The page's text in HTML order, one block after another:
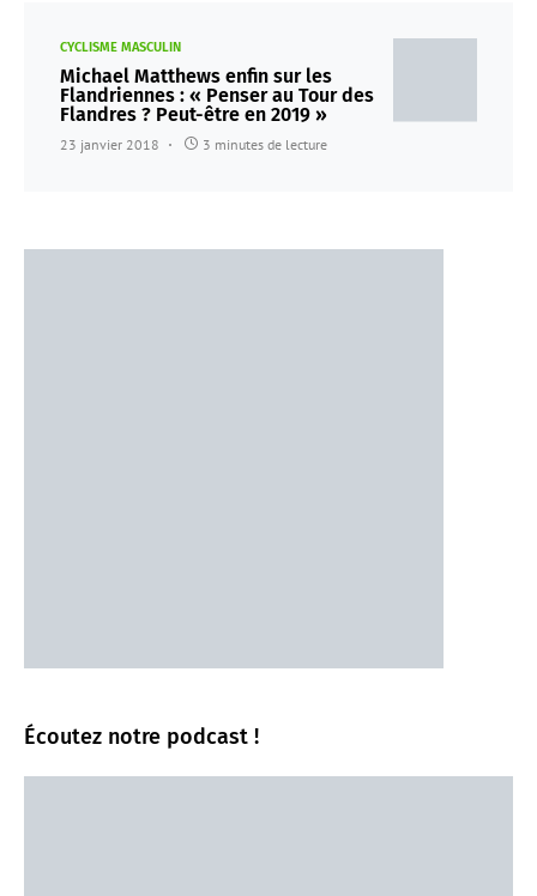
CYCLISME MASCULIN
Michael Matthews enfin sur les
Flandriennes : « Penser au Tour des
Flandres ? Peut-être en 2019 »
23 janvier 2018 3 minutes de lecture
Écoutez notre podcast !